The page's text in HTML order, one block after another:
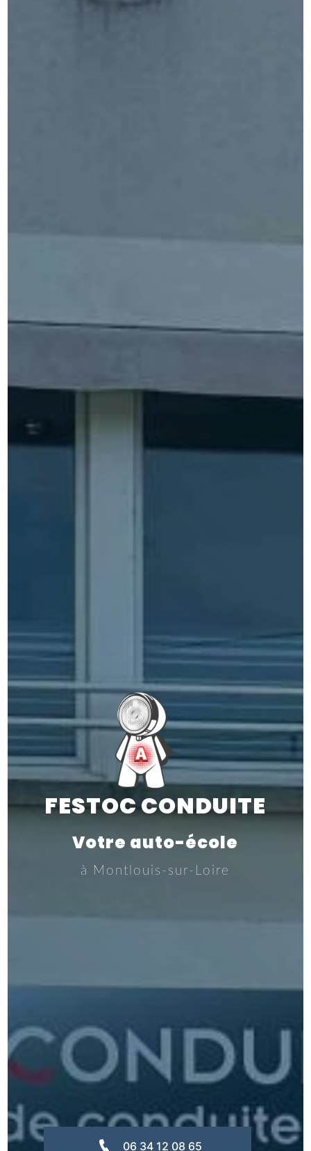
FESTOC CONDUITE
Votre auto-école
à Montlouis-sur-Loire
06 34 12 08 65